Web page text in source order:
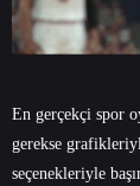
En gerçekçi spor
gerekse
seçenekleriyle